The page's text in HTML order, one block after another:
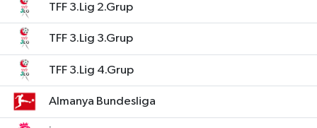
TFF 3.Lig 2.Grup
TFF 3.Lig 3.Grup
TFF 3.Lig 4.Grup
Almanya Bundesliga